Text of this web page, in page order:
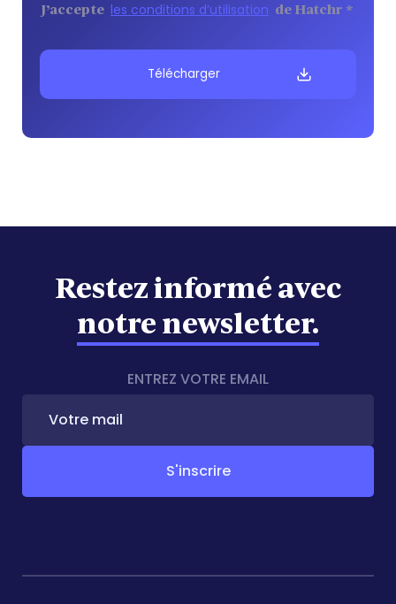
J’accepte les conditions d’utilisation de Hatchr *
Télécharger
Restez informé avec
notre newsletter.
ENTREZ VOTRE EMAIL
mail *
S'inscrire